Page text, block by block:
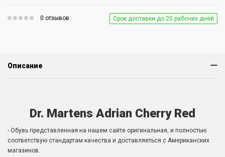
0 отзывов Срок доставки до 20 рабочих дней
Описание
Dr. Martens Adrian Cherry Red
- Обувь представленная на нашем сайте оригинальная, и полностью
соответствую стандартам качества и доставляеться с Американских
магазинов.